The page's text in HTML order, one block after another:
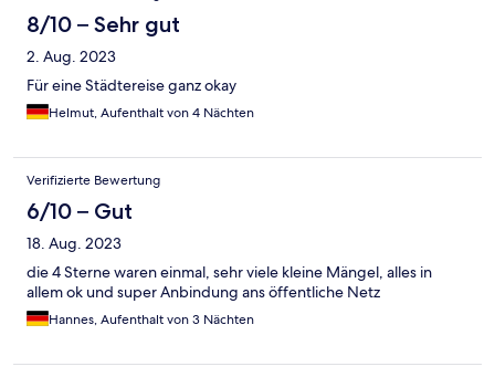
8/10 – Sehr gut
2. Aug. 2023
Für eine Städtereise ganz okay
Helmut, Aufenthalt von 4 Nächten
Verifizierte Bewertung
6/10 – Gut
18. Aug. 2023
die 4 Sterne waren einmal, sehr viele kleine Mängel, alles in
allem ok und super Anbindung ans öffentliche Netz
Hannes, Aufenthalt von 3 Nächten